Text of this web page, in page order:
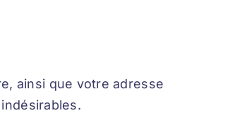
ainsi que votre adresse